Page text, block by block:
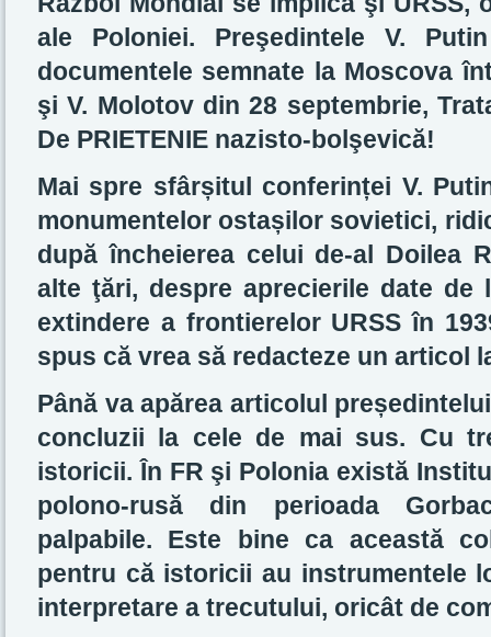
ale Poloniei. Preşedintele V.
documentele semnate la Moscova
şi V. Molotov din 28 septembrie,
De PRIETENIE nazisto-bolşevică!
Mai spre sfârșitul conferinței V.
monumentelor ostașilor sovietici,
după încheierea celui de-al Doilea
alte ţări, despre aprecierile date
extindere a frontierelor URSS în
spus că vrea să redacteze un articol
Până va apărea articolul
concluzii la cele de mai sus. Cu
istoricii. În FR şi Polonia există
polono-rusă din perioada
palpabile. Este bine ca această
pentru că istoricii au instrumentele
interpretare a trecutului, oricât de